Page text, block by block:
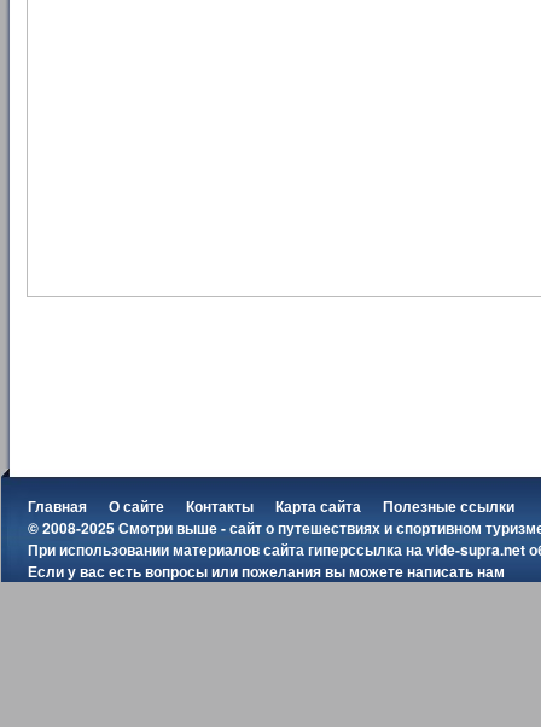
Главная О сайте Контакты Карта сайта
Полезные ссылки
© 2008-2025 Смотри выше - сайт о путешествиях и спортивном
При использовании материалов сайта гиперссылка наvide-supra.net
Если у вас есть вопросы или пожелания вы можетенаписать нам